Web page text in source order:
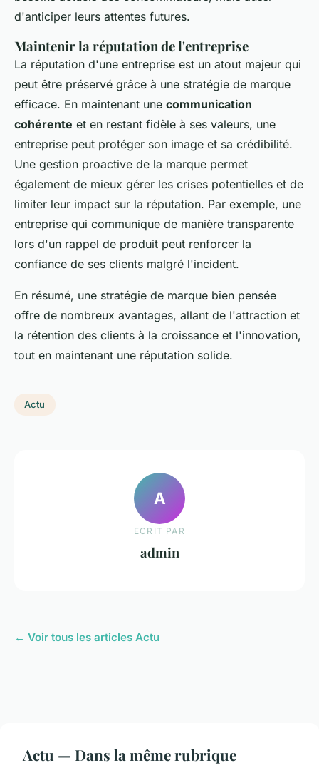
d'anticiper leurs attentes futures.
Maintenir la réputation de l'entreprise
La réputation d'une entreprise est un atout majeur qui
peut être préservé grâce à une stratégie de marque
efficace. En maintenant une communication
cohérente et en restant fidèle à ses valeurs, une
entreprise peut protéger son image et sa crédibilité.
Une gestion proactive de la marque permet
également de mieux gérer les crises potentielles et de
limiter leur impact sur la réputation. Par exemple, une
entreprise qui communique de manière transparente
lors d'un rappel de produit peut renforcer la
confiance de ses clients malgré l'incident.
En résumé, une stratégie de marque bien pensée
offre de nombreux avantages, allant de l'attraction et
la rétention des clients à la croissance et l'innovation,
tout en maintenant une réputation solide.
Actu
A
ECRIT PAR
admin
← Voir tous les articles Actu
Actu — Dans la même rubrique